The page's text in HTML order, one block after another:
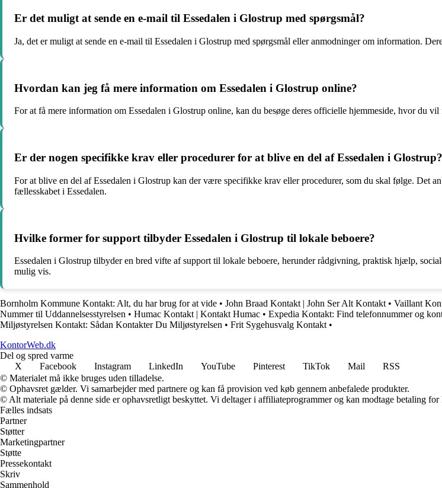
Er det muligt at sende en e-mail til Essedalen i Glostrup med spørgsmål?
Ja, det er muligt at sende en e-mail til Essedalen i Glostrup med spørgsmål eller anmodninger om information.
Hvordan kan jeg få mere information om Essedalen i Glostrup online?
For at få mere information om Essedalen i Glostrup online, kan du besøge deres officielle hjemmeside, hvor du
Er der nogen specifikke krav eller procedurer for at blive en del af Essedalen i Glostrup?
For at blive en del af Essedalen i Glostrup kan der være specifikke krav eller procedurer, som du skal følge. Det
fællesskabet i Essedalen.
Hvilke former for support tilbyder Essedalen i Glostrup til lokale beboere?
Essedalen i Glostrup tilbyder en bred vifte af support til lokale beboere, herunder rådgivning, praktisk hjælp,
mulig vis.
Bornholm Kommune Kontakt: Alt, du har brug for at vide • John Braad Kontakt | John Ser Alt Kontakt • Vaillant
Nummer til Uddannelsesstyrelsen • Humac Kontakt | Kontakt Humac • Expedia Kontakt: Find telefonnummer og
Miljøstyrelsen Kontakt: Sådan Kontakter Du Miljøstyrelsen • Frit Sygehusvalg Kontakt •
KontorWeb.dk
Del og spred varme
X
Facebook Instagram LinkedIn YouTube Pinterest TikTok Mail
RSS
© Materialet må ikke bruges uden tilladelse.
© Ophavsret gælder. Vi samarbejder med partnere og kan få provision ved køb gennem anbefalede produkter.
© Alt materiale på denne side er ophavsretligt beskyttet. Vi deltager i affiliateprogrammer og kan modtage betaling
Fælles indsats
Partner
Støtter
Marketingpartner
Støtte
Pressekontakt
Skriv
Sammenhold